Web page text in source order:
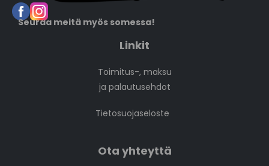
Seuraa meitä myös somessa!
Linkit
Toimitus-, maksu
ja palautusehdot
Tietosuojaseloste
Ota yhteyttä